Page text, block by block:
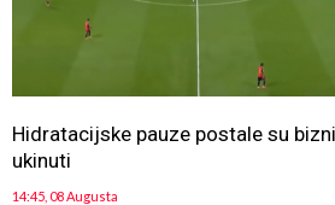
Hidratacijske pauze postale su
ukinuti
14:45, 08 Augusta